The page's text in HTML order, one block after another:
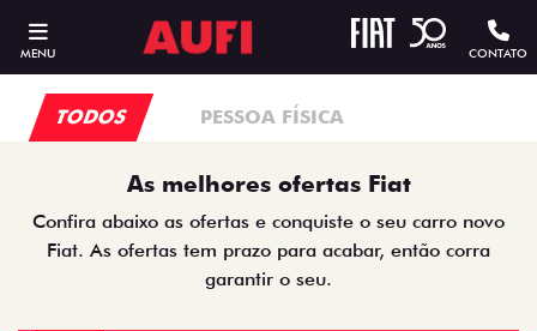
MENU CONTATO
TODOS PESSOA FÍSICA
As melhores ofertas Fiat
Confira abaixo as ofertas e conquiste o seu carro novo
Fiat. As ofertas tem prazo para acabar, então corra
garantir o seu.